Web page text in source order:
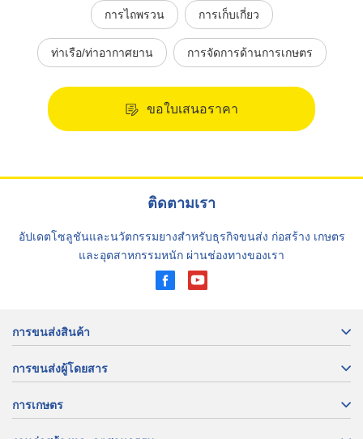
การไถพรวน การเก็บเกี่ยว
ท่าเรือ/ท่าอากาศยาน การจัดการด้านการเกษตร
ขอใบเสนอราคา
ติดตามเรา
อัปเดตโซลูชันและนวัตกรรมยางสำหรับธุรกิจขนส่ง ก่อสร้าง เกษตร
และอุตสาหกรรมหนัก ผ่านช่องทางของเรา
การขนส่งสินค้า
การขนส่งผู้โดยสาร
การเกษตร